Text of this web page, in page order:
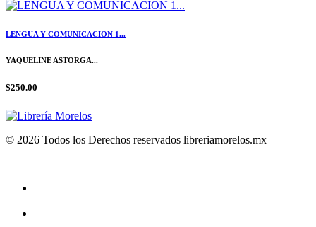
LENGUA Y COMUNICACION 1...
YAQUELINE ASTORGA...
$250.00
© 2026 Todos los Derechos reservados libreriamorelos.mx